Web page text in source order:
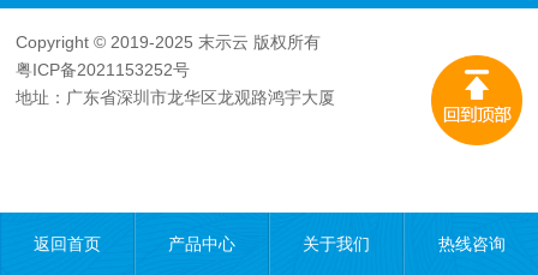
Copyright © 2019-2025 末示云 版权所有
粤ICP备2021153252号
地址：广东省深圳市龙华区龙观路鸿宇大厦
返回首页 产品中心 关于我们 热线咨询